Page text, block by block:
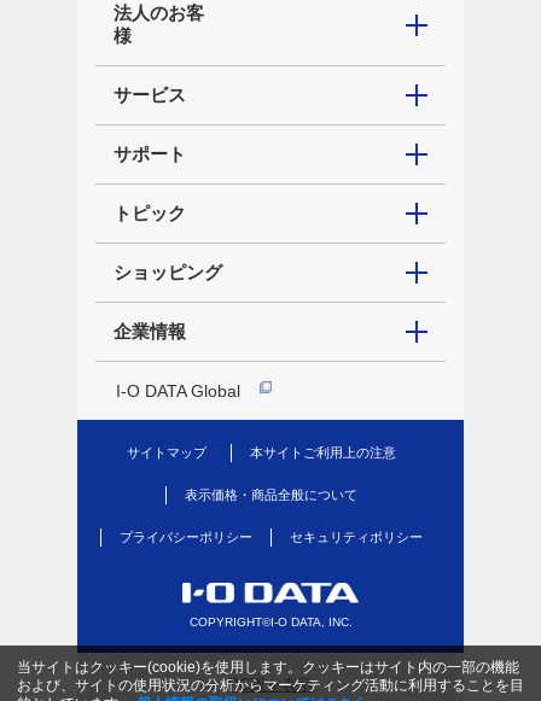
法人のお客
様
サービス
サポート
トピック
ショッピング
企業情報
I-O DATA Global
サイトマップ 本サイトご利用上の注意
表示価格・商品全般について
プライバシーポリシー セキュリティポリシー
COPYRIGHT©I-O DATA, INC.
当サイトはクッキー(cookie)を使用します。クッキーはサイト内の一部の機能
および、サイトの使用状況の分析からマーケティング活動に利用することを目
PC版を表示